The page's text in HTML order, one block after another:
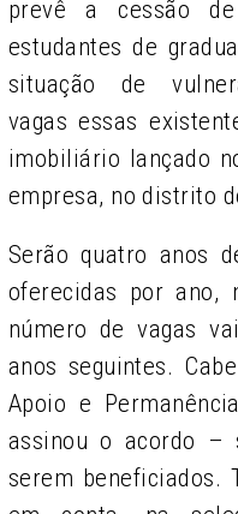
prevê a cessão
estudantes de
situação de
vagas essas
imobiliário lançado
empresa, no distrito
Serão quatro anos
oferecidas por ano,
número de vagas
anos seguintes.
Apoio e
assinou o acordo –
serem beneficiados.